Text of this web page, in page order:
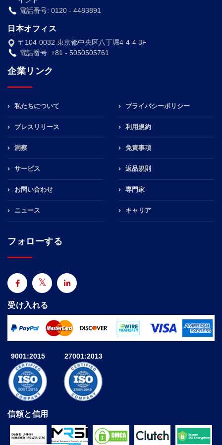
電話番号: 0120 - 4483891
日本オフィス
〒104-0032 東京都中央区八丁堀4-4-4 3F
電話番号: +81 - 5050505761
企業リンク
私たちについて
プレスリリース
洞察
サービス
お問い合わせ
ニュース
プライバシーポリシー
利用規約
免責事項
返品規則
専門家
キャリア
フォローする
受け入れる
9001:2015 27001:2013
信頼と信用